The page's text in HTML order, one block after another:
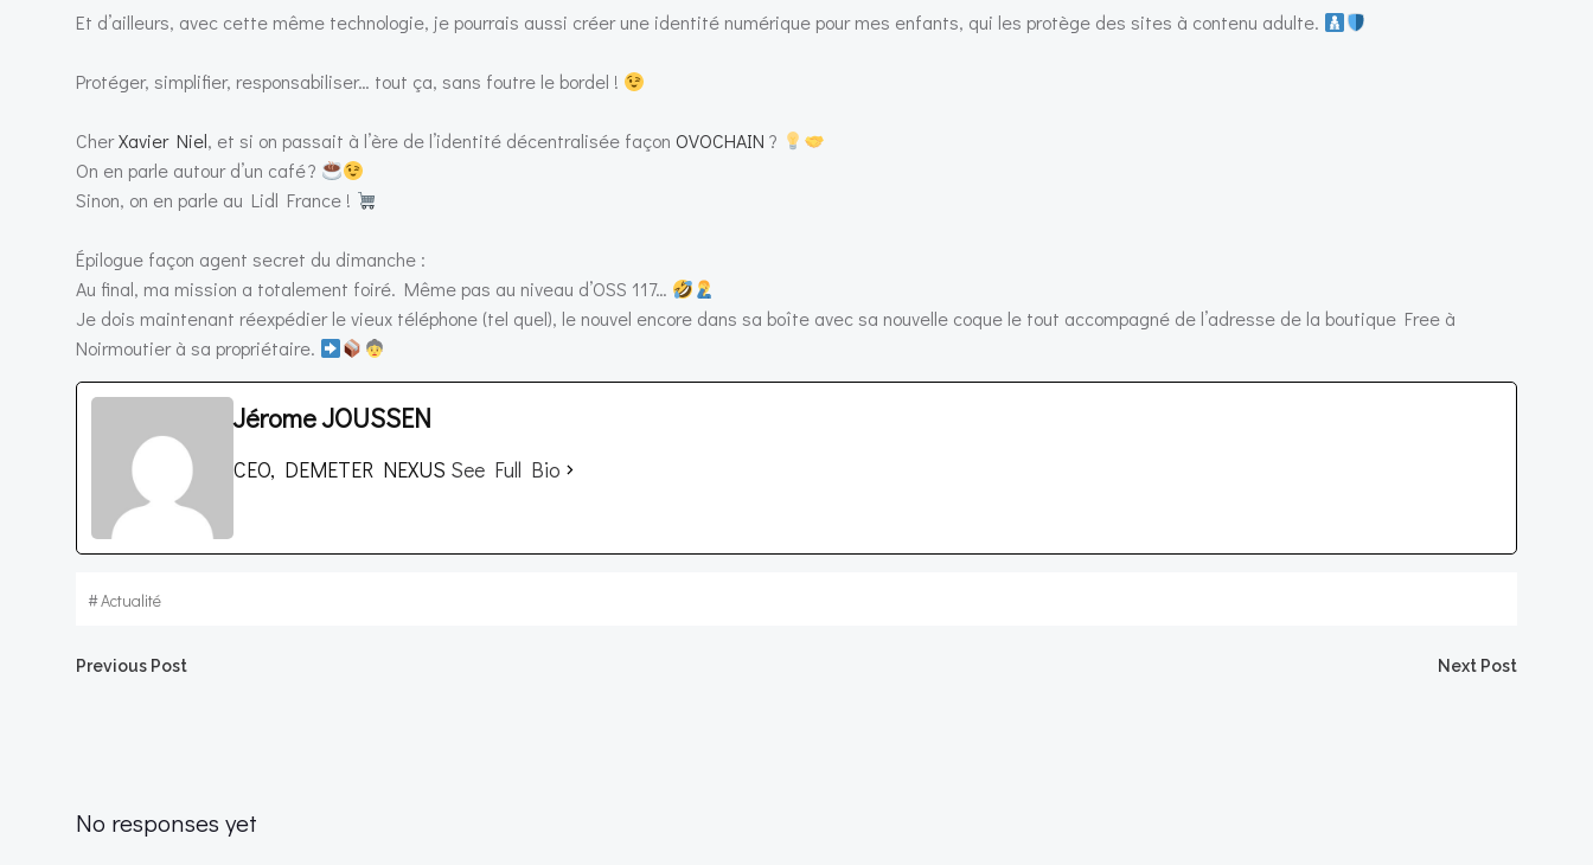
Et d’ailleurs, avec cette même technologie, je pourrais aussi créer une identité numérique pour mes enfants, qui les protège des sites à contenu adulte.
Protéger, simplifier, responsabiliser… tout ça, sans foutre le bordel !
CherXavier Niel, et si on passait à l’ère de l’identité décentralisée façon OVOCHAIN ?
On en parle autour d’un café ?
Sinon, on en parle au Lidl France !
Épilogue façon agent secret du dimanche :
Au final, ma mission a totalement foiré. Même pas au niveau d’OSS 117…
Je dois maintenant réexpédier le vieux téléphone (tel quel), le nouvel encore dans sa boîte avec sa nouvelle coque le tout accompagné de l’adresse de la boutique Free à
Noirmoutier à sa propriétaire.
Jérome JOUSSEN
CEO, DEMETER NEXUS See Full Bio
#Actualité
Post
Previous Post Next Post
No responses yet